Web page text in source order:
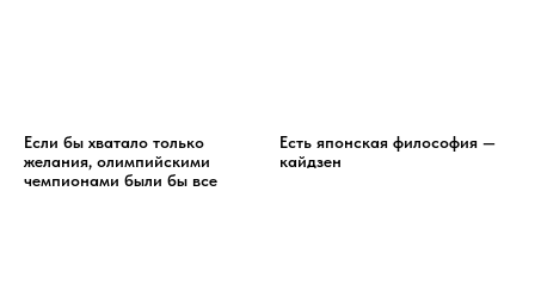
Если бы хватало только
желания, олимпийскими
чемпионами были бы все
Есть японская философия —
кайдзен